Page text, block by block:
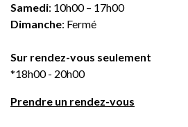
Samedi: 10h00 – 17h00
Dimanche: Fermé
Sur rendez-vous seulement
*18h00 - 20h00
Prendre un rendez-vous